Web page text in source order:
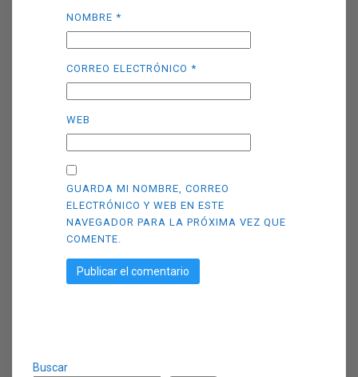
NOMBRE *
CORREO ELECTRÓNICO *
WEB
GUARDA MI NOMBRE, CORREO
ELECTRÓNICO Y WEB EN ESTE
NAVEGADOR PARA LA PRÓXIMA VEZ QUE
COMENTE.
Buscar